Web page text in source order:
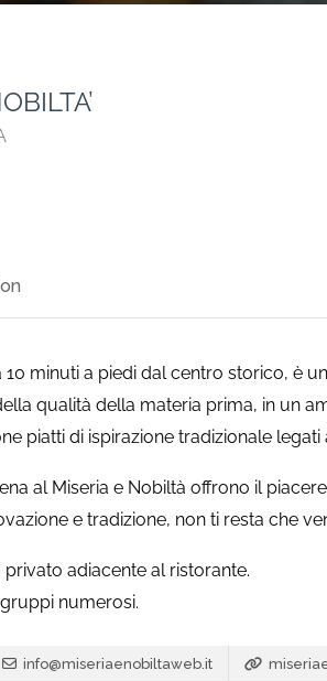
10 minuti a piedi dal centro storico, è
qualità della materia prima, in un
piatti di ispirazione tradizionale
al Miseria e Nobiltà offrono il
e tradizione, non ti resta che
adiacente al ristorante.
numerosi.
info@miseriaenobiltaweb.it